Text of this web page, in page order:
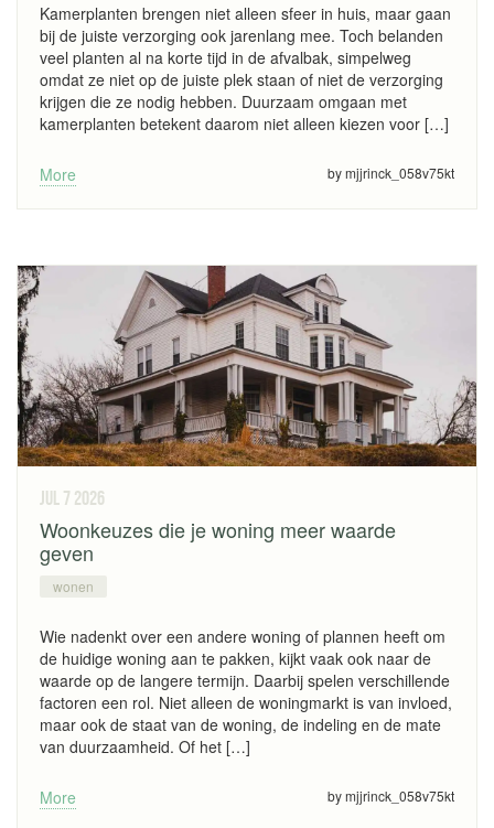
Kamerplanten brengen niet alleen sfeer in huis, maar gaan
bij de juiste verzorging ook jarenlang mee. Toch belanden
veel planten al na korte tijd in de afvalbak, simpelweg
omdat ze niet op de juiste plek staan of niet de verzorging
krijgen die ze nodig hebben. Duurzaam omgaan met
kamerplanten betekent daarom niet alleen kiezen voor […]
More by mjjrinck_058v75kt
jul 7 2026
Woonkeuzes die je woning meer waarde
geven
wonen
Wie nadenkt over een andere woning of plannen heeft om
de huidige woning aan te pakken, kijkt vaak ook naar de
waarde op de langere termijn. Daarbij spelen verschillende
factoren een rol. Niet alleen de woningmarkt is van invloed,
maar ook de staat van de woning, de indeling en de mate
van duurzaamheid. Of het […]
More by mjjrinck_058v75kt